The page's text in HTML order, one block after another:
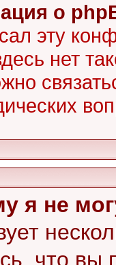
о
эту
нет
я не
что вы